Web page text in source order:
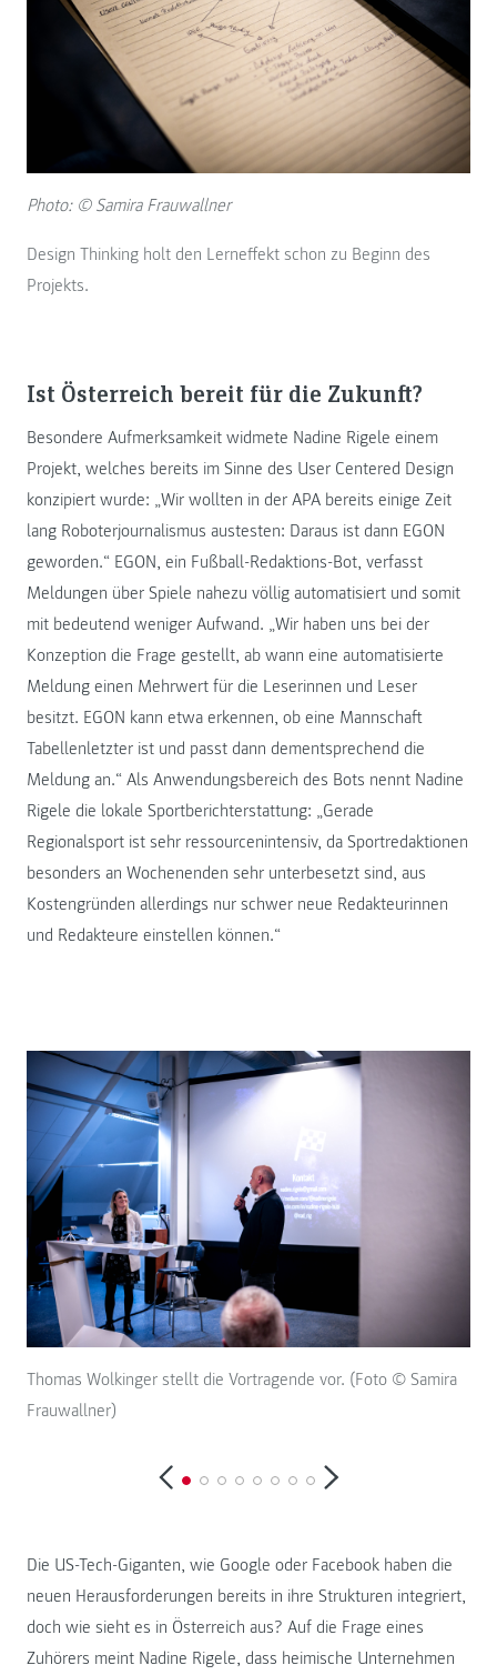
Photo: © Samira Frauwallner
Design Thinking holt den Lerneffekt schon zu Beginn des
Projekts.
Ist Österreich bereit für die Zukunft?
Besondere Aufmerksamkeit widmete Nadine Rigele einem
Projekt, welches bereits im Sinne des User Centered Design
konzipiert wurde: „Wir wollten in der APA bereits einige Zeit
lang Roboterjournalismus austesten: Daraus ist dann EGON
geworden.“ EGON, ein Fußball-Redaktions-Bot, verfasst
Meldungen über Spiele nahezu völlig automatisiert und somit
mit bedeutend weniger Aufwand. „Wir haben uns bei der
Konzeption die Frage gestellt, ab wann eine automatisierte
Meldung einen Mehrwert für die Leserinnen und Leser
besitzt. EGON kann etwa erkennen, ob eine Mannschaft
Tabellenletzter ist und passt dann dementsprechend die
Meldung an.“ Als Anwendungsbereich des Bots nennt Nadine
Rigele die lokale Sportberichterstattung: „Gerade
Regionalsport ist sehr ressourcenintensiv, da Sportredaktionen
besonders an Wochenenden sehr unterbesetzt sind, aus
Kostengründen allerdings nur schwer neue Redakteurinnen
und Redakteure einstellen können.“
Thomas Wolkinger stellt die Vortragende vor. (Foto © Samira
Frauwallner)
Die US-Tech-Giganten, wie Google oder Facebook haben die
neuen Herausforderungen bereits in ihre Strukturen integriert,
doch wie sieht es in Österreich aus? Auf die Frage eines
Zuhörers meint Nadine Rigele, dass heimische Unternehmen